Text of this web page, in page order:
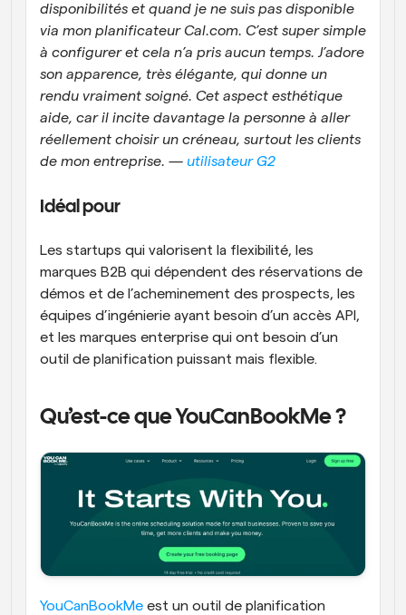
disponibilités et quand je ne suis pas disponible
via mon planificateur Cal.com. C’est super simple
à configurer et cela n’a pris aucun temps. J’adore
son apparence, très élégante, qui donne un
rendu vraiment soigné. Cet aspect esthétique
aide, car il incite davantage la personne à aller
réellement choisir un créneau, surtout les clients
de mon entreprise. — utilisateur G2
Idéal pour
Les startups qui valorisent la flexibilité, les
marques B2B qui dépendent des réservations de
démos et de l’acheminement des prospects, les
équipes d’ingénierie ayant besoin d’un accès API,
et les marques enterprise qui ont besoin d’un
outil de planification puissant mais flexible.
Qu’est-ce que YouCanBookMe ?
YouCanBookMe est un outil de planification